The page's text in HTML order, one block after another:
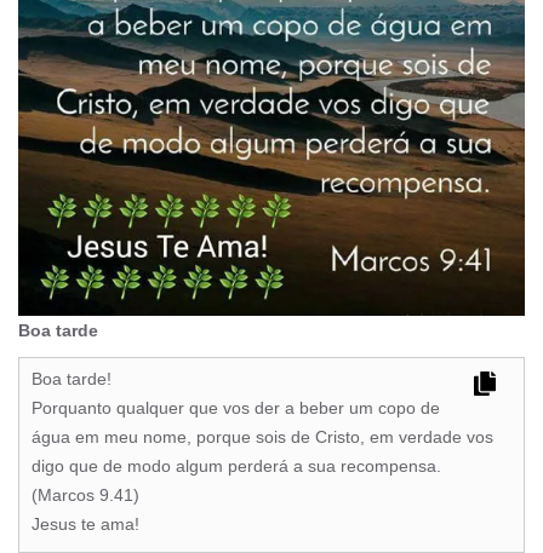
Boa tarde
Boa tarde!
Porquanto qualquer que vos der a beber um copo de
água em meu nome, porque sois de Cristo, em verdade vos
digo que de modo algum perderá a sua recompensa.
(Marcos 9.41)
Jesus te ama!